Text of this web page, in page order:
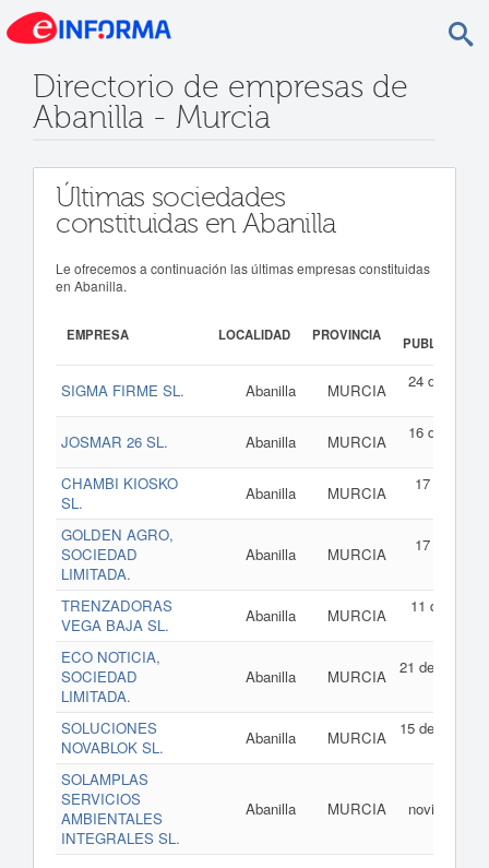
Directorio de empresas de
Abanilla - Murcia
Últimas sociedades
constituidas en Abanilla
Le ofrecemos a continuación las últimas empresas constituidas
en Abanilla.
EMPRESA LOCALIDAD PROVINCIA
PUBLICACIÓN
SIGMA FIRME SL. Abanilla MURCIA
24 de abril
JOSMAR 26 SL.
Abanilla MURCIA
16 de abril
CHAMBI KIOSKO
SL.
Abanilla MURCIA
17 de
GOLDEN AGRO,
SOCIEDAD
LIMITADA.
Abanilla MURCIA
17 de
TRENZADORAS
VEGA BAJA SL.
Abanilla MURCIA
11 de
ECO NOTICIA,
SOCIEDAD
LIMITADA.
Abanilla MURCIA
21 de enero
SOLUCIONES
NOVABLOK SL.
Abanilla MURCIA
15 de enero
SOLAMPLAS
SERVICIOS
AMBIENTALES
INTEGRALES SL.
Abanilla MURCIA
noviembre